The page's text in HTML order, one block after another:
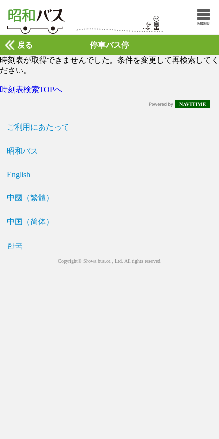
停車バス停
戻る
時刻表が取得できませんでした。条件を変更して再検索してく
ださい。
時刻表検索TOPへ
ご利用にあたって
昭和バス
English
中國（繁體）
中国（简体）
한국
Copyright© Showa bus.co., Ltd. All rights reserved.